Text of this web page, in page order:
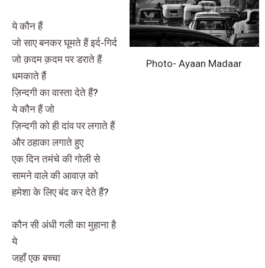
ये कौन हैं
जो साए बनकर घूमते हैं इर्द-गिर्द
जो क़दम क़दम पर डराते हैं
धमकाते हैं
ज़िन्दगी का वास्ता देते हैं?
ये कौन हैं जो
ज़िन्दगी को ही दांव पर लगाते हैं
और ठहाका लगाते हुए
एक दिन तमंचे की गोली से
सामने वाले की आवाज़ को
हमेशा के लिए बंद कर देते हैं?
कौन सी अंधी गली का मुहाना है
ये
जहाँ एक बच्चा
Photo- Ayaan Madaar